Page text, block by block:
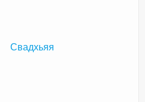
Свадхьяя